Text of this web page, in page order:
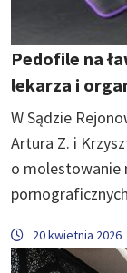
Pedofile na
lekarza i
W Sądzie
Artura Z. i
o molestowanie
20 kwietnia 2026